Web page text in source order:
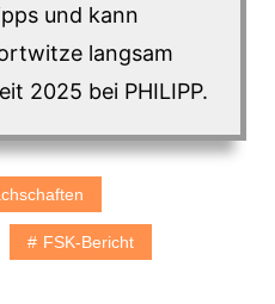
und kann
langsam
2025 bei PHILIPP.
FSK-Bericht